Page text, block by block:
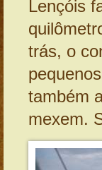
Lençóis
trás, o
também
mexem.